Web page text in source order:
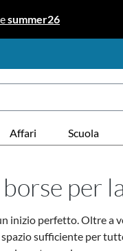
summer26
Affari Scuola
per
inizio perfetto. Oltre a
sufficiente per